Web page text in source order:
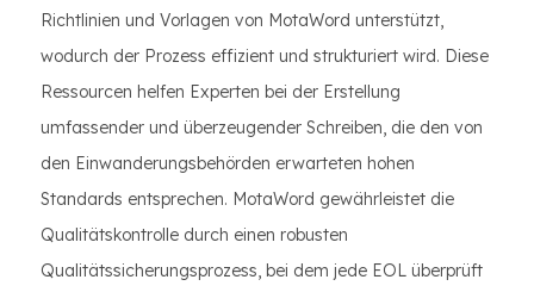
Richtlinien und Vorlagen von MotaWord unterstützt,
wodurch der Prozess effizient und strukturiert wird. Diese
Ressourcen helfen Experten bei der Erstellung
umfassender und überzeugender Schreiben, die den von
den Einwanderungsbehörden erwarteten hohen
Standards entsprechen. MotaWord gewährleistet die
Qualitätskontrolle durch einen robusten
Qualitätssicherungsprozess, bei dem jede EOL überprüft